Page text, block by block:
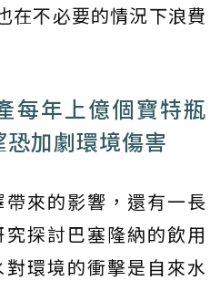
在不必要的情況下浪費
每年上億個寶特瓶
加劇環境傷害
來的影響，還有一長
探討巴塞隆納的飲用
環境的衝擊是自來水